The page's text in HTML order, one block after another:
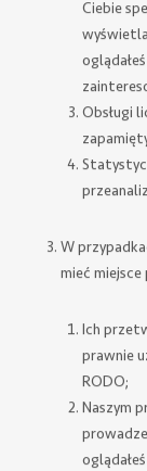
Ciebie
Obsługi
W
mieć
Ich
prawnie
RODO;
Naszym